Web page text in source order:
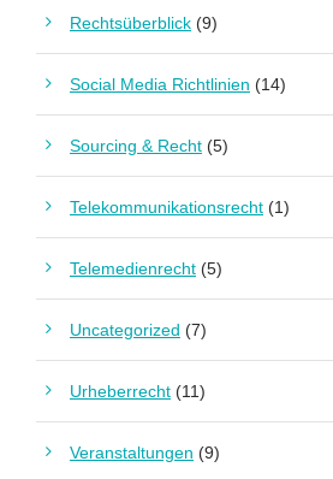
Rechtsüberblick (9)
Social Media Richtlinien (14)
Sourcing & Recht (5)
Telekommunikationsrecht (1)
Telemedienrecht (5)
Uncategorized (7)
Urheberrecht (11)
Veranstaltungen (9)